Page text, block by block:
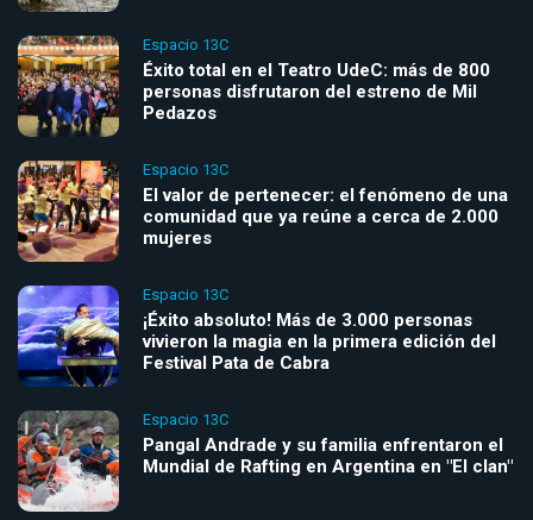
Espacio 13C
Éxito total en el Teatro UdeC: más de 800
personas disfrutaron del estreno de Mil
Pedazos
Espacio 13C
El valor de pertenecer: el fenómeno de una
comunidad que ya reúne a cerca de 2.000
mujeres
Espacio 13C
¡Éxito absoluto! Más de 3.000 personas
vivieron la magia en la primera edición del
Festival Pata de Cabra
Espacio 13C
Pangal Andrade y su familia enfrentaron el
Mundial de Rafting en Argentina en "El clan"